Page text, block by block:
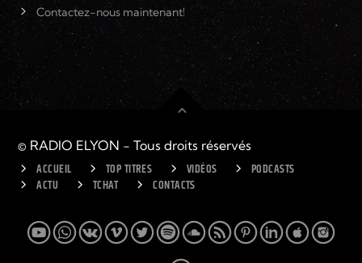
Contactez-nous maintenant!
© RADIO ELYON - Tous droits réservés
ACCUEIL TOP TITRES VIDÉOS
PODCASTS
ACTU
TCHAT CONTACTS